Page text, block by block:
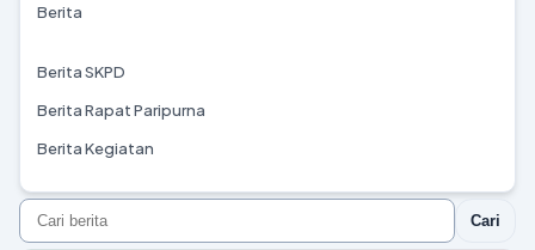
Berita
Berita SKPD
Berita Rapat Paripurna
Berita Kegiatan
Cari